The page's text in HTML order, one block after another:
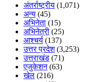
अंतर्राष्ट्रीय (1,071)
अन्य (45)
अभिनेता (15)
अभिनेत्री (25)
आश्चर्य (137)
उत्तर प्रदेश(3,253)
उत्तराखंड (71)
एजुकेशन(63)
खेल (216)